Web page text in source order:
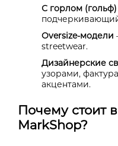
С горлом (гольф)
Oversize-модели
streetwear.
Дизайнерские
узорами,
акцентами.
Почему стоит
MarkShop?